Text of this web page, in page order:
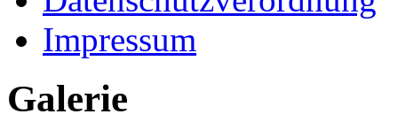
Impressum
Galerie